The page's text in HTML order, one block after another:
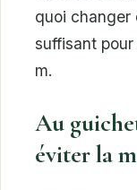
quoi changer
suffisant
m.
Au
éviter la